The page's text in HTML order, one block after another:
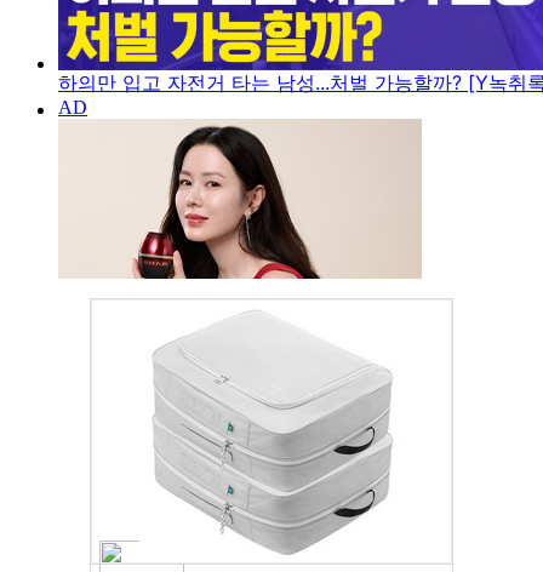
하의만 입고 자전거 타는 남성...처벌 가능할까? [Y녹취